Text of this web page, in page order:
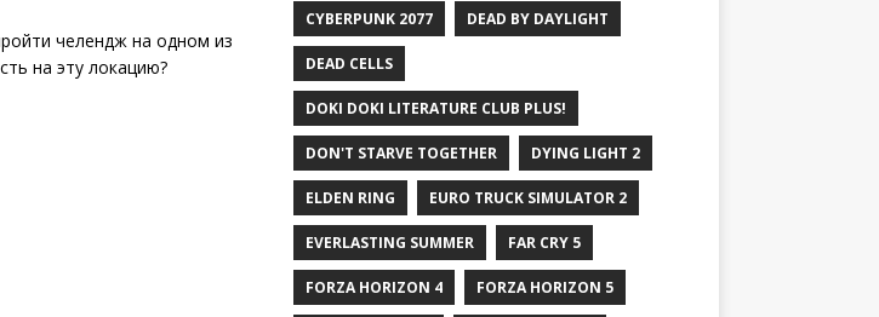
челендж на одном из
на эту локацию?
CYBERPUNK 2077 DEAD BY DAYLIGHT
DEAD CELLS
DOKI DOKI LITERATURE CLUB PLUS!
DON'T STARVE TOGETHER DYING LIGHT 2
ELDEN RING EURO TRUCK SIMULATOR 2
EVERLASTING SUMMER FAR CRY 5
FORZA HORIZON 4 FORZA HORIZON 5